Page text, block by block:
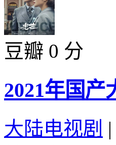
豆瓣 0 分
2021年国产
大陆电视剧 |